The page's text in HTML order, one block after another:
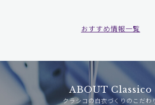
おすすめ情報一覧
ABOUT Classico
クラシコの白衣づくりのこだわ